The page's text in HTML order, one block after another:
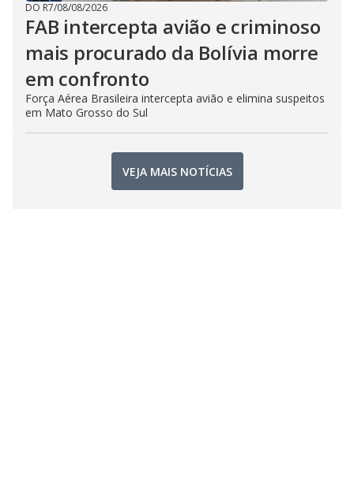
DO R7/08/08/2026
FAB intercepta avião e criminoso
mais procurado da Bolívia morre
em confronto
Força Aérea Brasileira intercepta avião e elimina suspeitos
em Mato Grosso do Sul
VEJA MAIS NOTÍCIAS